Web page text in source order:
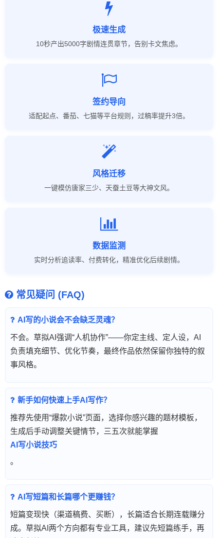
极速生成
10秒产出5000字剧情连贯章节，告别卡文焦虑。
签约导向
适配起点、番茄、七猫等平台规则，过稿率提升3倍。
风格迁移
一键模仿唐家三少、天蚕土豆等大神文风。
数据监测
实时分析追读率、付费转化，精准优化后续剧情。
常见疑问 (FAQ)
AI写的小说会不会缺乏灵魂？
不会。草拟AI强调“人机协作”——你定主线、定人设，AI
负责填充细节、优化节奏，最终作品依然保留你独特的叙
事风格。
新手如何快速上手AI写作？
推荐先使用“爆款小说”页面，选择你感兴趣的题材模板，
生成后手动调整关键情节，三五次就能掌握
AI写小说技巧
。
AI写短篇和长篇哪个更赚钱？
短篇变现快（渠道稿费、买断），长篇适合长期连载赚分
成。草拟AI两个方向都有专业工具，建议先短篇练手，再